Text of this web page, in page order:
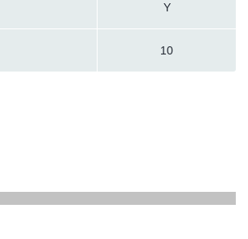
Y
10